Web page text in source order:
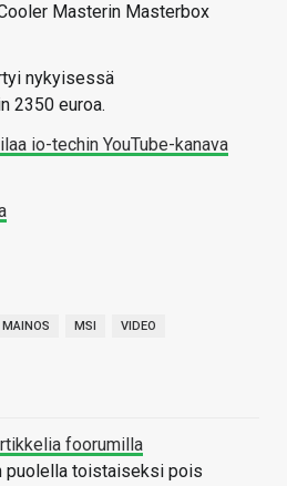
Masterin Masterbox
nykyisessä
2350 euroa.
io-techin YouTube-kanava
MAINOS MSI VIDEO
foorumilla
puolella toistaiseksi pois